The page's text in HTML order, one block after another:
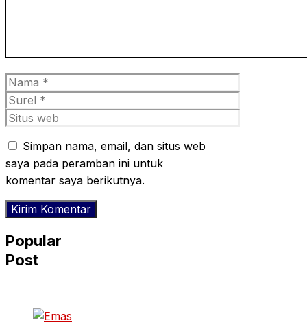
Nama
Surel
Situs
Simpan nama, email, dan situs web
saya pada peramban ini untuk
komentar saya berikutnya.
Popular
Post